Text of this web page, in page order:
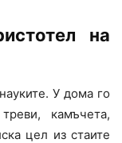
на
У дома го
камъчета,
цел из стаите